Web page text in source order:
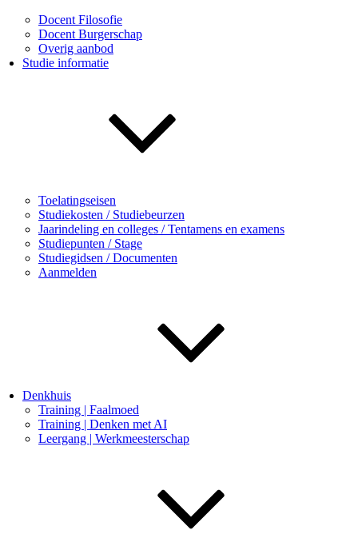
Docent Filosofie
Docent Burgerschap
Overig aanbod
Studie informatie
Toelatingseisen
Studiekosten / Studiebeurzen
Jaarindeling en colleges / Tentamens en examens
Studiepunten / Stage
Studiegidsen / Documenten
Aanmelden
Denkhuis
Training | Faalmoed
Training | Denken met AI
Leergang | Werkmeesterschap